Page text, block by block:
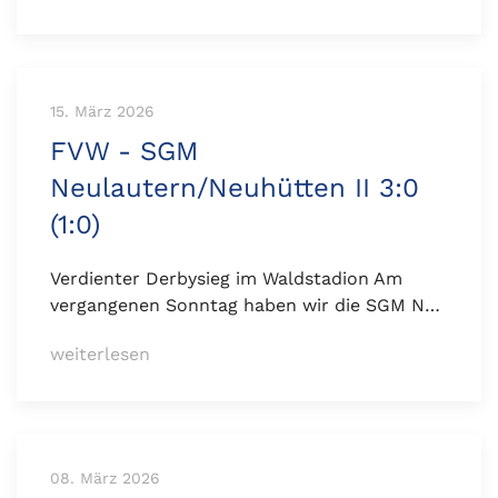
15. März 2026
FVW - SGM
Neulautern/Neuhütten II 3:0
(1:0)
Verdienter Derbysieg im Waldstadion Am
vergangenen Sonntag haben wir die SGM N…
weiterlesen
08. März 2026